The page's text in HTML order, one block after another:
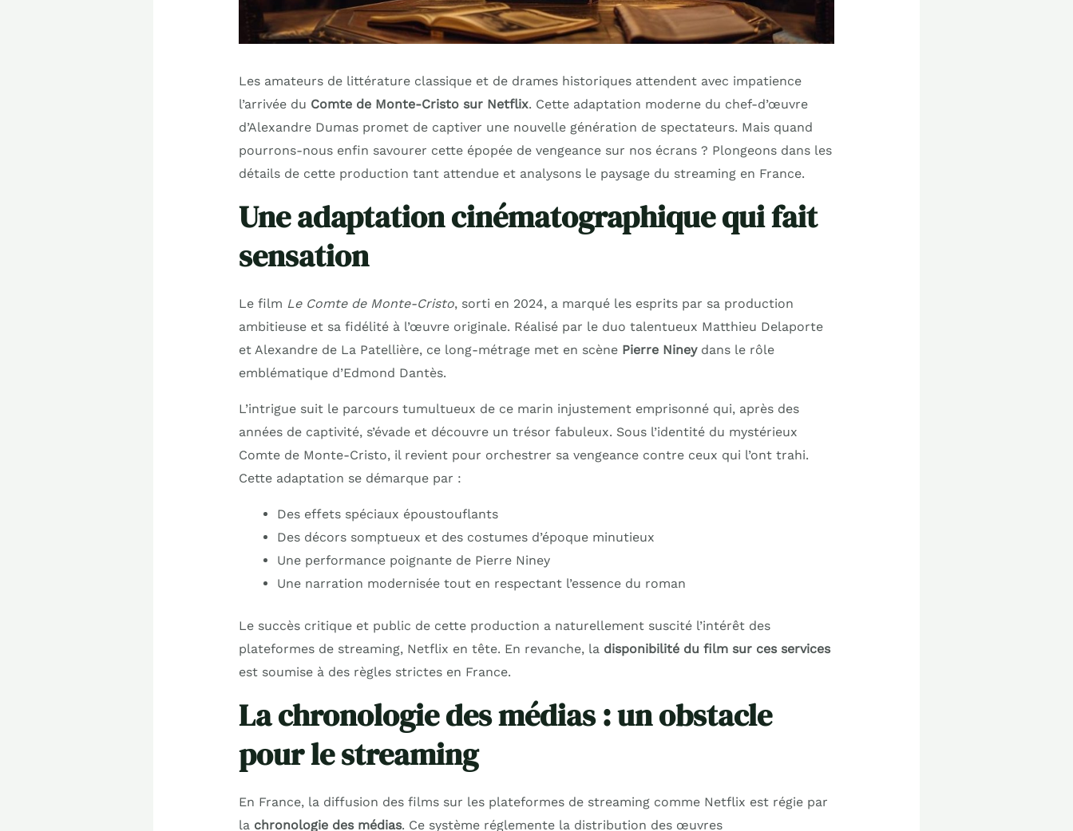
Les amateurs de littérature classique et de drames historiques attendent avec impatience
l’arrivée du Comte de Monte-Cristo sur Netflix. Cette adaptation moderne du chef-d’œuvre
d’Alexandre Dumas promet de captiver une nouvelle génération de spectateurs. Mais quand
pourrons-nous enfin savourer cette épopée de vengeance sur nos écrans ? Plongeons dans les
détails de cette production tant attendue et analysons le paysage du streaming en France.
Une adaptation cinématographique qui fait
sensation
Le film Le Comte de Monte-Cristo, sorti en 2024, a marqué les esprits par sa production
ambitieuse et sa fidélité à l’œuvre originale. Réalisé par le duo talentueux Matthieu Delaporte
et Alexandre de La Patellière, ce long-métrage met en scène Pierre Nineydans le rôle
emblématique d’Edmond Dantès.
L’intrigue suit le parcours tumultueux de ce marin injustement emprisonné qui, après des
années de captivité, s’évade et découvre un trésor fabuleux. Sous l’identité du mystérieux
Comte de Monte-Cristo, il revient pour orchestrer sa vengeance contre ceux qui l’ont trahi.
Cette adaptation se démarque par :
Des effets spéciaux époustouflants
Des décors somptueux et des costumes d’époque minutieux
Une performance poignante de Pierre Niney
Une narration modernisée tout en respectant l’essence du roman
Le succès critique et public de cette production a naturellement suscité l’intérêt des
plateformes de streaming, Netflix en tête. En revanche, la disponibilité du film sur ces services
est soumise à des règles strictes en France.
La chronologie des médias : un obstacle
pour le streaming
En France, la diffusion des films sur les plateformes de streaming comme Netflix est régie par
la chronologie des médias. Ce système réglemente la distribution des œuvres